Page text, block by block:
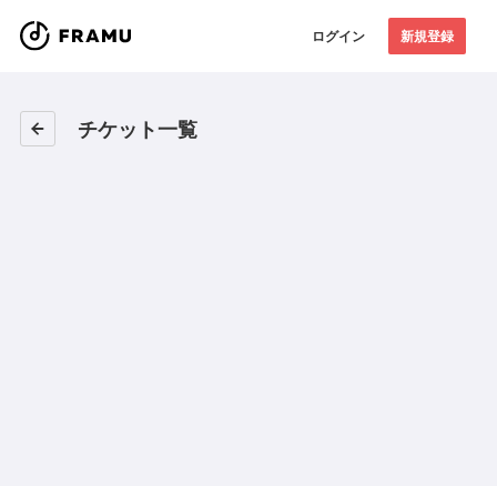
ログイン 新規登録
チケット一覧